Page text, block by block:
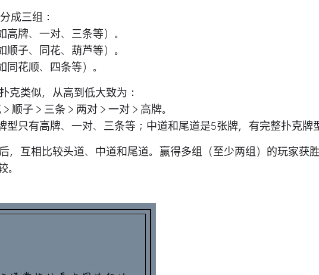
成三组：
高牌、一对、三条等）。
顺子、同花、葫芦等）。
同花顺、四条等）。
克类似，从高到低大致为：
顺子 > 三条 > 两对 > 一对 > 高牌。
型只有高牌、一对、三条等；中道和尾道是5张牌，有完整扑克牌
，互相比较头道、中道和尾道。赢得多组（至少两组）的玩家获
。